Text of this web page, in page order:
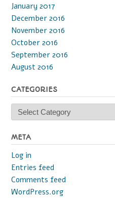
January 2017
December 2016
November 2016
October 2016
September 2016
August 2016
CATEGORIES
Categories
META
Log in
Entries feed
Comments feed
WordPress.org